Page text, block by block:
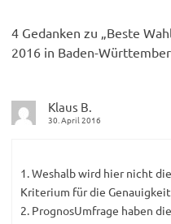
4 Gedanken zu „Beste
2016 in Baden-
Klaus B.
30. April 2016
1. Weshalb wird hier nicht
Kriterium für die
2. PrognosUmfrage haben